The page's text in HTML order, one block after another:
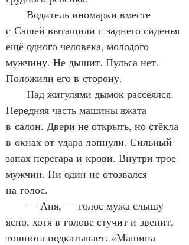
Водитель иномарки вместе
с Сашей вытащили с заднего сиденья
ещё одного человека, молодого
мужчину. Не дышит. Пульса нет.
Положили его в сторону.
Над жигулями дымок рассеялся.
Передняя часть машины вжата
в салон. Двери не открыть, но стёкла
в окнах от удара лопнули. Сильный
запах перегара и крови. Внутри трое
мужчин. Ни один не отозвался
на голос.
— Аня, — голос мужа слышу
ясно, хотя в голове стучит и звенит,
тошнота подкатывает. «Машина